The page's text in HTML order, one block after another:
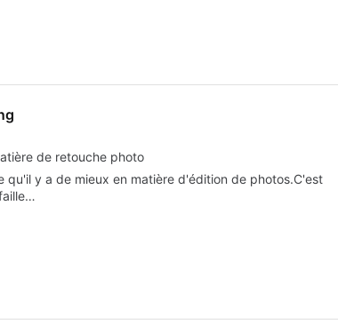
de retouche photo
qu'il y a de mieux en matière d'édition de photos.C'est